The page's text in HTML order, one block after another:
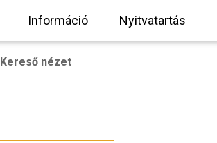
Információ Nyitvatartás
Kereső nézet